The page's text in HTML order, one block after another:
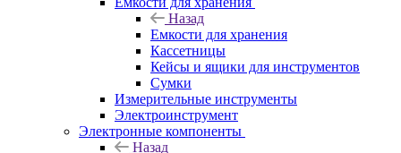
Назад
Емкости для хранения
Кассетницы
Кейсы и ящики для инструментов
Сумки
Измерительные инструменты
Электроинструмент
Электронные компоненты
Назад